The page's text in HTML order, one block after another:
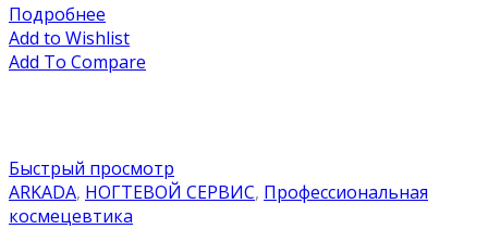
Подробнее
Add to Wishlist
Add To Compare
Быстрый просмотр
ARKADA, НОГТЕВОЙ СЕРВИС, Профессиональная
космецевтика